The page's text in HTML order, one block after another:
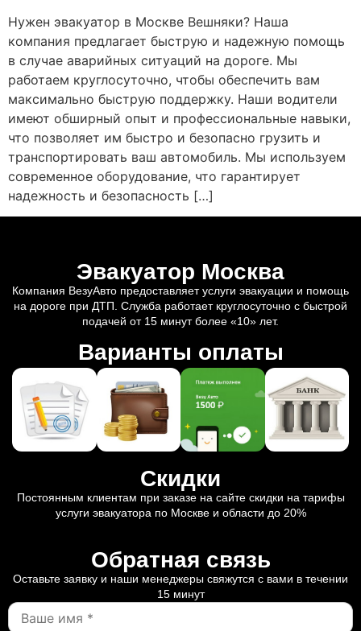
Нужен эвакуатор в Москве Вешняки? Наша
компания предлагает быструю и надежную помощь
в случае аварийных ситуаций на дороге. Мы
работаем круглосуточно, чтобы обеспечить вам
максимально быструю поддержку. Наши водители
имеют обширный опыт и профессиональные навыки,
что позволяет им быстро и безопасно грузить и
транспортировать ваш автомобиль. Мы используем
современное оборудование, что гарантирует
надежность и безопасность […]
Эвакуатор Москва
Компания ВезуАвто предоставляет услуги эвакуации и помощь
на дороге при ДТП. Служба работает круглосуточно с быстрой
подачей от 15 минут более «10» лет.
Варианты оплаты
Скидки
Постоянным клиентам при заказе на сайте скидки на тарифы
услуги эвакуатора по Москве и области до 20%
Обратная связь
Оставьте заявку и наши менеджеры свяжутся с вами в течении
15 минут